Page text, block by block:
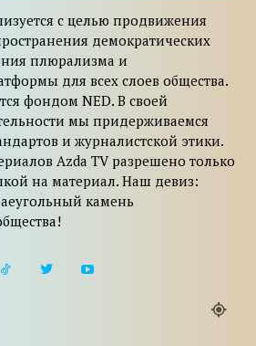
с целью продвижения
демократических
плюрализма и
для всех слоев общества.
фондом NED. В своей
мы придерживаемся
и журналистской этики.
Azda TV разрешено только
на материал. Наш девиз:
камень